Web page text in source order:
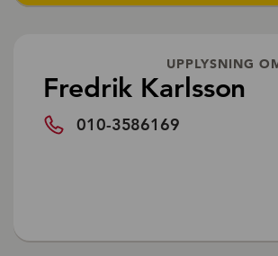
UPPLYSNING
Fredrik Karlsson
010-3586169